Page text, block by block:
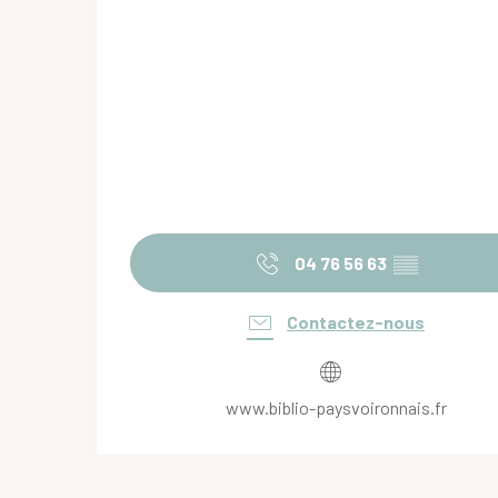
04 76 56 63 ▒▒
Contactez-nous
www.biblio-paysvoironnais.fr